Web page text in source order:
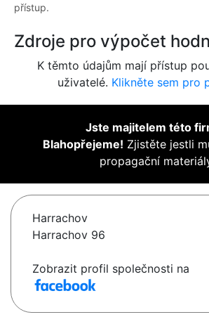
přístup.
Zdroje pro výpočet
K těmto údajům mají přístup
uživatelé. Klikněte sem pro
Jste majitelem této
Blahopřejeme! Zjistěte jestli
propagační
Harrachov
Harrachov 96
Zobrazit profil společnosti na